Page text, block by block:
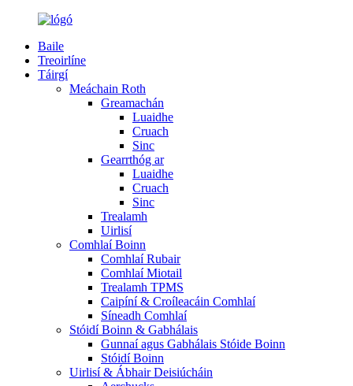
Baile
Treoirlíne
Táirgí
Meáchain Roth
Greamachán
Luaidhe
Cruach
Sinc
Gearrthóg ar
Luaidhe
Cruach
Sinc
Trealamh
Uirlisí
Comhlaí Boinn
Comhlaí Rubair
Comhlaí Miotail
Trealamh TPMS
Caipíní & Croíleacáin Comhlaí
Síneadh Comhlaí
Stóidí Boinn & Gabhálais
Gunnaí agus Gabhálais Stóide Boinn
Stóidí Boinn
Uirlisí & Ábhair Deisiúcháin